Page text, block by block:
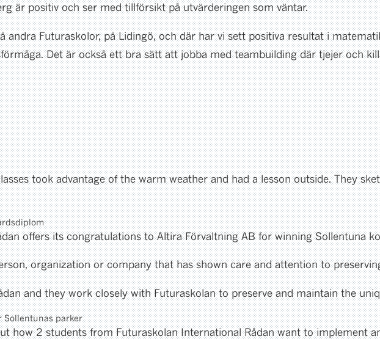
är positiv och ser med tillförsikt på utvärderingen som väntar.
andra Futuraskolor, på Lidingö, och där har vi sett positiva resultat i
Det är också ett bra sätt att jobba med teambuilding där tjejer och
took advantage of the warm weather and had a lesson outside. They
offers its congratulations to Altira Förvaltning AB for winning Sollentuna
organization or company that has shown care and attention to
and they work closely with Futuraskolan to preserve and maintain the
Sollentunas parker
how 2 students from Futuraskolan International Rådan want to implement